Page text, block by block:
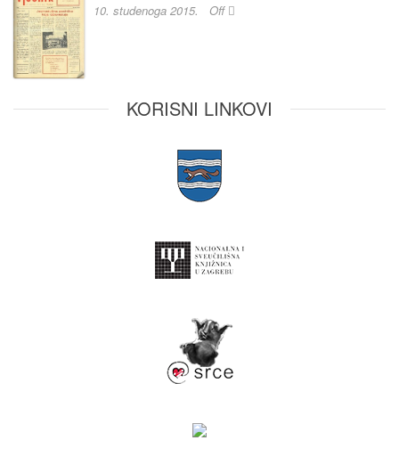
10. studenoga 2015. Off
KORISNI LINKOVI